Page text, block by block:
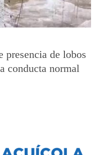
presencia de lobos
conducta normal